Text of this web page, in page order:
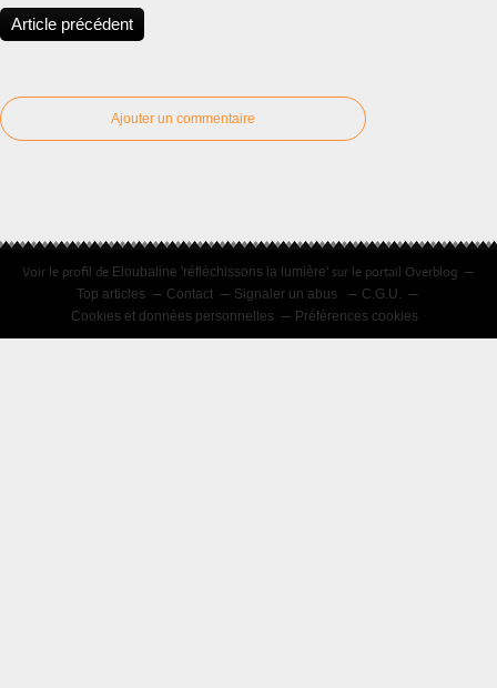
Article précédent
Ajouter un commentaire
Voir le profil de Eloubaline 'réfléchissons la lumière' sur le portail Overblog
Top articles Contact Signaler un abus
C.G.U.
Cookies et données personnelles
Préférences cookies